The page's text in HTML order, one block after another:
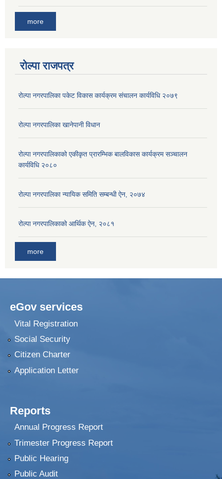
more
रोल्पा राजपत्र
रोल्पा नगरपालिका पकेट विकास कार्यक्रम संचालन कार्यविधि २०७९
रोल्पा नगरपालिका खानेपानी विधान
रोल्पा नगरपालिकाको एकीकृत प्रारम्भिक बालविकास कार्यक्रम सञ्चालन
कार्यविधि २०८०
रोल्पा नगरपालिका न्यायिक समिति सम्बन्धी ऐन, २०७४
रोल्पा नगरपालिकाको आर्थिक ऐन, २०८१
more
eGov services
Vital Registration
Social Security
Citizen Charter
Application Letter
Reports
Annual Progress Report
Trimester Progress Report
Public Hearing
Public Audit